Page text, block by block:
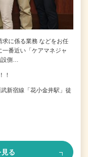
に係る業務 などをお任
番近い「ケアマネジャ
側…
！
新宿線「花小金井駅」徒
る